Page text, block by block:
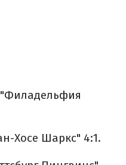
Хосе Шаркс" 4:1.